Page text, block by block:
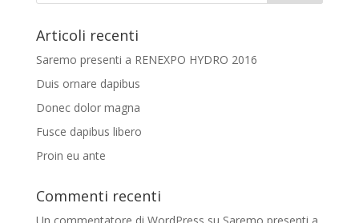
Articoli recenti
Saremo presenti a RENEXPO HYDRO 2016
Duis ornare dapibus
Donec dolor magna
Fusce dapibus libero
Proin eu ante
Commenti recenti